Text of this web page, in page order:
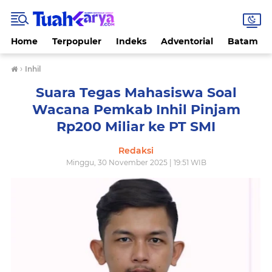
Home Terpopuler Indeks Adventorial Batam
› Inhil
Suara Tegas Mahasiswa Soal
Wacana Pemkab Inhil Pinjam
Rp200 Miliar ke PT SMI
Redaksi
Minggu, 30 November 2025 | 19:51 WIB